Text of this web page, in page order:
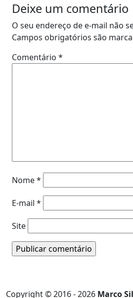
Deixe um comentário
O seu endereço de e-mail não
Campos obrigatórios são
Comentário *
Nome*
E-mail *
Site
Copyright © 2016 - 2026 Marco